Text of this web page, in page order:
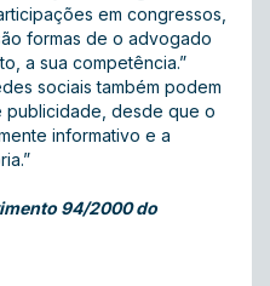
em congressos,
formas de o advogado
a sua competência.”
sociais também podem
publicidade, desde que o
informativo e a
94/2000 do